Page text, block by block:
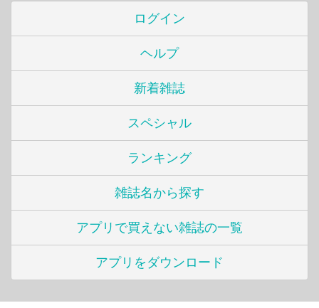
ログイン
ヘルプ
新着雑誌
スペシャル
ランキング
雑誌名から探す
アプリで買えない雑誌の一覧
アプリをダウンロード